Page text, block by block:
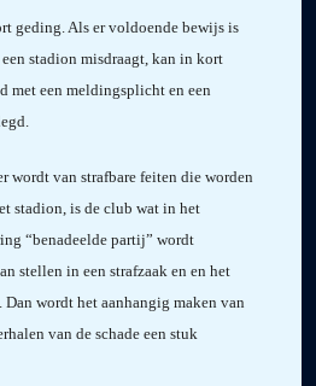
geding. Als er voldoende bewijs is
stadion misdraagt, kan in kort
met een meldingsplicht en een
wordt van strafbare feiten die worden
stadion, is de club wat in het
“benadeelde partij” wordt
stellen in een strafzaak en en het
Dan wordt het aanhangig maken van
van de schade een stuk